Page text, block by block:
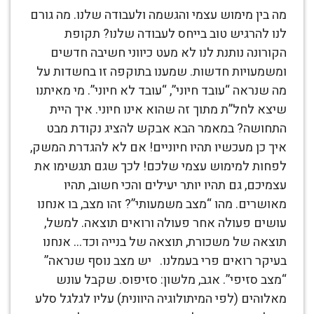
מה בין מימוש עצמי והגשמה ולעבודה שלנו. מה גורם
לנו להרגיש טוב בייחס לעבודה שלנו? תקופת
הקורונה נותנת לנו לא מעט כיווני חשיבה חדשים
ומשמעויות חדשות. שמענו בתוקפה זו בחשדות על
מה שנראה “עובד חיוני”, “עובד לא חיוני”. מי מאיתנו
שיצא לחל”ת מתוך זה שהוא אינו חיוני. איך היית
התחושה? במאמר הבא אבקש להציג נקודת מבט
איך כן מעכשיו תהיו חיוניים! אם לא להגדרת המשק,
לפחות למימוש עצמי שלכם! לכך שגם תגשימו את
עצמיכם, גם תהיו יותר יעילים והכי חשוב, תהיו
מאושרים. מהו “מצב משמעותי”? זהו מצב, בו אנחנו
עושים פעולה אחר פעולה ורואים תוצאה. למשל,
תוצאה של משכורת, תוצאה של בנייה וכד… אנחנו
בעיקר רואים פרי בעמלנו. יש מצב נוסף שנראה”
“מצב סזיפי”. אגב, מלשון: סזיפוס. שקבל עונש
מאלוהים (לפי המיתולוגיה היוונית) עליו לגלגל סלע